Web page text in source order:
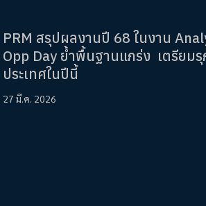
PRM สรุปผลงานปี 68 ในงาน
Opp Day ย้ำพื้นฐานแกร่ง เตรียม
ประเทศในปีนี้
27 มี.ค. 2026